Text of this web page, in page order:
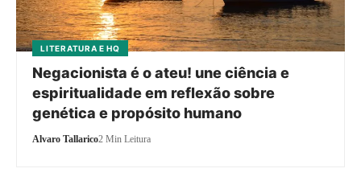
LITERATURA E HQ
Negacionista é o ateu! une ciência e
espiritualidade em reflexão sobre
genética e propósito humano
Alvaro Tallarico2 Min Leitura